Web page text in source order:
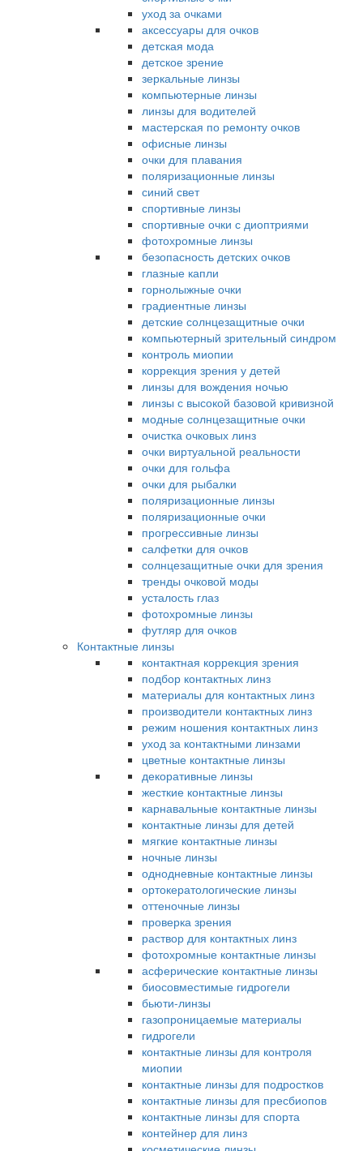
уход за очками
аксессуары для очков
детская мода
детское зрение
зеркальные линзы
компьютерные линзы
линзы для водителей
мастерская по ремонту очков
офисные линзы
очки для плавания
поляризационные линзы
синий свет
спортивные линзы
спортивные очки с диоптриями
фотохромные линзы
безопасность детских очков
глазные капли
горнолыжные очки
градиентные линзы
детские солнцезащитные очки
компьютерный зрительный синдром
контроль миопии
коррекция зрения у детей
линзы для вождения ночью
линзы с высокой базовой кривизной
модные солнцезащитные очки
очистка очковых линз
очки виртуальной реальности
очки для гольфа
очки для рыбалки
поляризационные линзы
поляризационные очки
прогрессивные линзы
салфетки для очков
солнцезащитные очки для зрения
тренды очковой моды
усталость глаз
фотохромные линзы
футляр для очков
Контактные линзы
контактная коррекция зрения
подбор контактных линз
материалы для контактных линз
производители контактных линз
режим ношения контактных линз
уход за контактными линзами
цветные контактные линзы
декоративные линзы
жесткие контактные линзы
карнавальные контактные линзы
контактные линзы для детей
мягкие контактные линзы
ночные линзы
однодневные контактные линзы
ортокератологические линзы
оттеночные линзы
проверка зрения
раствор для контактных линз
фотохромные контактные линзы
асферические контактные линзы
биосовместимые гидрогели
бьюти-линзы
газопроницаемые материалы
гидрогели
контактные линзы для контроля
миопии
контактные линзы для подростков
контактные линзы для пресбиопов
контактные линзы для спорта
контейнер для линз